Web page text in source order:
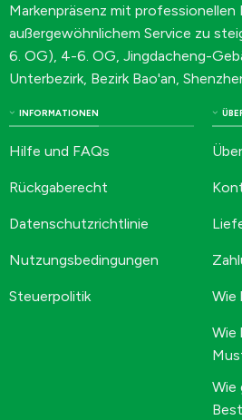
Markenpräsenz mit professionellen
außergewöhnlichem Service zu
6. OG), 4-6. OG, Jingdacheng-
Unterbezirk, Bezirk Bao'an,
INFORMATIONEN
Hilfe und FAQs
Rückgaberecht
Datenschutzrichtlinie
Nutzungsbedingungen
Steuerpolitik Wie
Wie
Wie